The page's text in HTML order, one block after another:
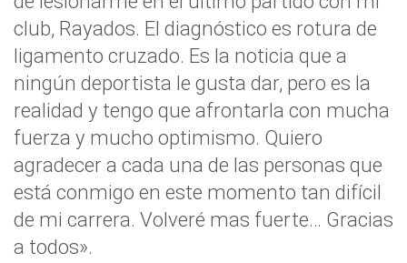
club, Rayados. El diagnóstico es rotura de
ligamento cruzado. Es la noticia que a
ningún deportista le gusta dar, pero es la
realidad y tengo que afrontarla con mucha
fuerza y mucho optimismo. Quiero
agradecer a cada una de las personas que
está conmigo en este momento tan difícil
de mi carrera. Volveré mas fuerte… Gracias
a todos».